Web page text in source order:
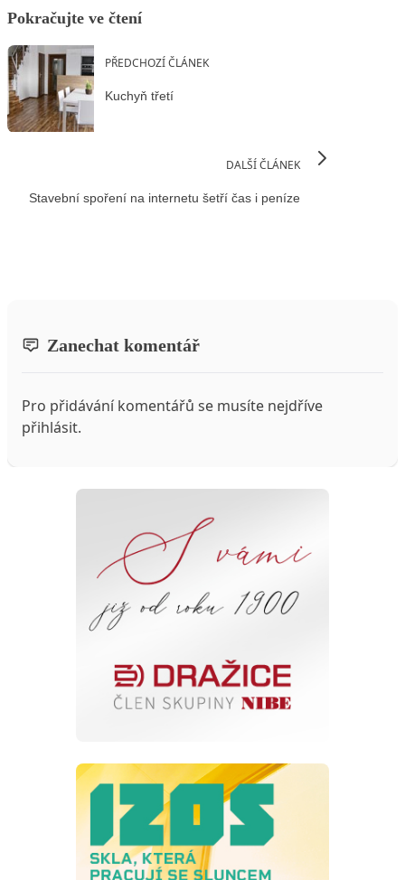
Pokračujte ve čtení
PŘEDCHOZÍ ČLÁNEK
Kuchyň třetí
DALŠÍ ČLÁNEK
Stavební spoření na internetu šetří čas i peníze
Zanechat komentář
Pro přidávání komentářů se musíte nejdříve
přihlásit.